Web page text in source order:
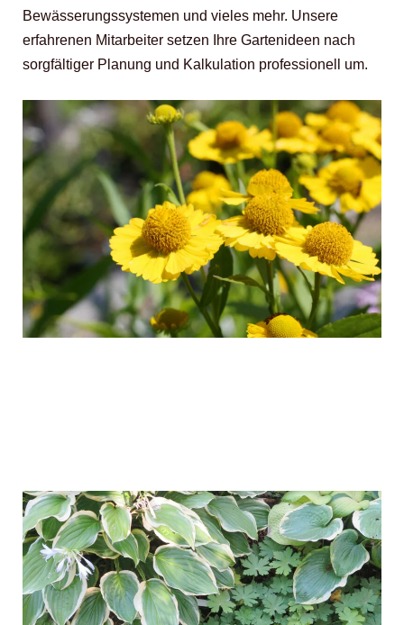
Bewässerungssystemen und vieles mehr. Unsere
erfahrenen Mitarbeiter setzen Ihre Gartenideen nach
sorgfältiger Planung und Kalkulation professionell um.